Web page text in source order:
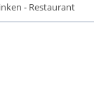
- Restaurant